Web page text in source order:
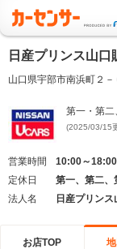
日産プリンス山
山口県宇部市南浜町２－
第一・第二
(2025/03/15
営業時間
10:00～18:00
定休日
第一、第二、
法人名
日産プリン
お店TOP